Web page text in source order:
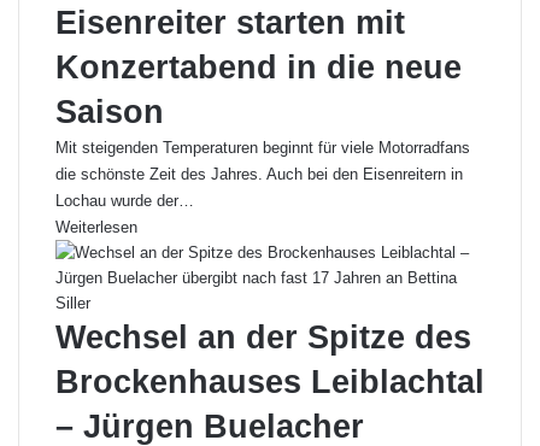
Eisenreiter starten mit
Konzertabend in die neue
Saison
Mit steigenden Temperaturen beginnt für viele Motorradfans
die schönste Zeit des Jahres. Auch bei den Eisenreitern in
Lochau wurde der…
Weiterlesen
Wechsel an der Spitze des
Brockenhauses Leiblachtal
– Jürgen Buelacher